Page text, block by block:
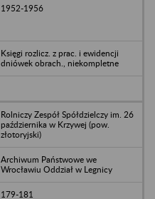
1952-1956
Księgi rozlicz. z prac. i ewidencji
dniówek obrach., niekompletne
Rolniczy Zespół Spółdzielczy im. 26
października w Krzywej (pow.
złotoryjski)
Archiwum Państwowe we
Wrocławiu Oddział w Legnicy
179-181